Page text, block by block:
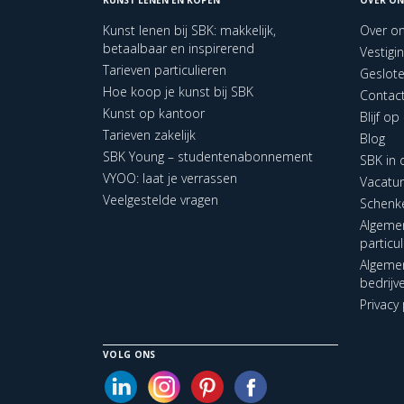
Kunst lenen bij SBK: makkelijk,
betaalbaar en inspirerend
Tarieven particulieren
Hoe koop je kunst bij SBK
Kunst op kantoor
Tarieven zakelijk
SBK Young – studentenabonnement
VYOO: laat je verrassen
Veelgestelde vragen
Over
Blijf op
Blog
SBK in
VOLG ONS